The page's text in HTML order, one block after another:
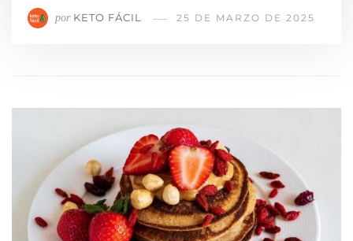
por KETO FÁCIL 25 DE MARZO DE 2025